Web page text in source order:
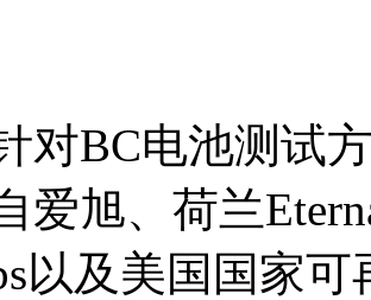
对BC电池测试
爱旭、荷兰
以及美国国家